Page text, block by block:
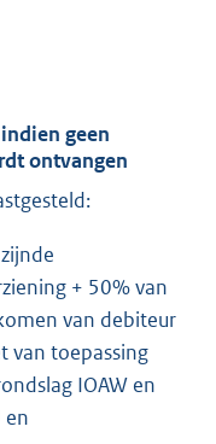
geen
ontvangen
+ 50% van
van debiteur
van toepassing
IOAW en
en